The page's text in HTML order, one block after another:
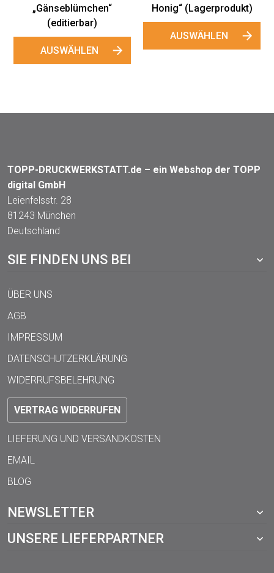
Honig“ (Lagerprodukt)
AUSWÄHLEN
TOPP-DRUCKWERKSTATT.de – ein Webshop der TOPP
digital GmbH
Leienfelsstr. 28
81243 München
Deutschland
SIE FINDEN UNS BEI
ÜBER UNS
AGB
IMPRESSUM
DATENSCHUTZERKLÄRUNG
WIDERRUFSBELEHRUNG
VERTRAG WIDERRUFEN
LIEFERUNG UND VERSANDKOSTEN
EMAIL
BLOG
NEWSLETTER
UNSERE LIEFERPARTNER